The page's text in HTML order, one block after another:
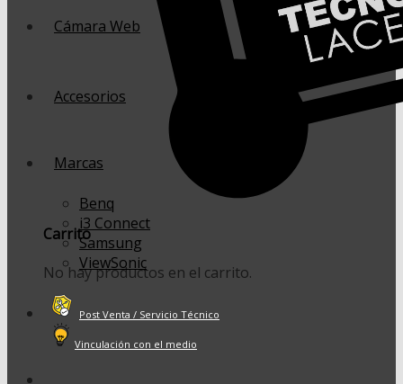
Carrito
No hay productos en el carrito.
Cámara Web
Accesorios
Marcas
Benq
i3 Connect
Samsung
ViewSonic
Post Venta / Servicio Técnico
Vinculación con el medio